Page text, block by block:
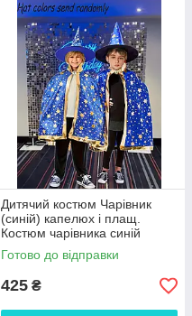
Дитячий костюм Чарівник
(синій) капелюх і плащ.
Костюм чарівника синій
Готово до відправки
425 ₴